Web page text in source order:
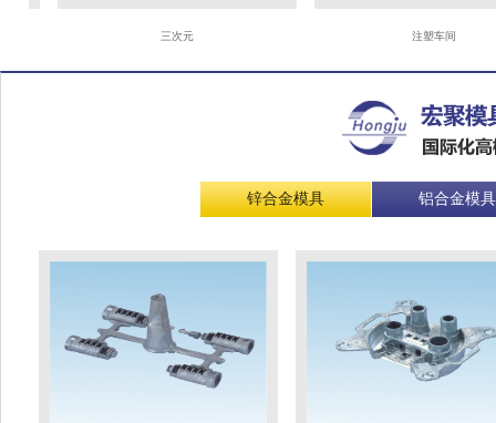
注塑车间
锌合金模具 铝合金模具